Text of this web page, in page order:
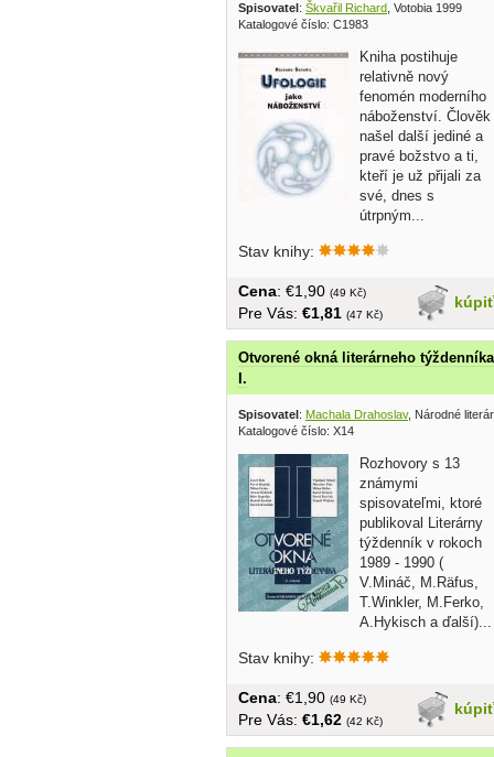
Spisovatel : Škvařil Richard , Votobia 1999
Katalogové číslo: C1983
Kniha postihuje
relativně nový
fenomén moderního
náboženství. Člověk
našel další jediné a
pravé božstvo a ti,
kteří je už přijali za
své, dnes s
útrpným...
Stav knihy:
kúpiť
Cena: €1,90 (49 Kč)
Pre Vás: €1,81 (47 Kč)
Otvorené okná literárneho týždenníka
I.
Spisovatel: Machala Drahoslav, Národné
Katalogové číslo: X14
Rozhovory s 13
známymi
spisovateľmi, ktoré
publikoval Literárny
týždenník v rokoch
1989 - 1990 (
V.Mináč, M.Räfus,
T.Winkler, M.Ferko,
A.Hykisch a ďalší)...
Stav knihy:
kúpiť
Cena: €1,90 (49 Kč)
Pre Vás: €1,62 (42 Kč)